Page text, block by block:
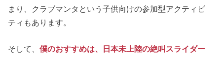
まり、クラブマンタという子供向けの参加型アクティビ
ティもあります。
そして、僕のおすすめは、日本未上陸の絶叫スライダー